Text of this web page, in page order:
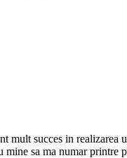
mult succes in
mine sa ma numar